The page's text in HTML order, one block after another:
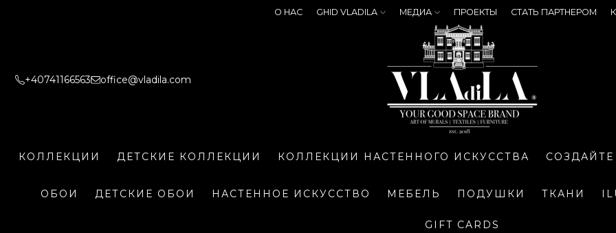
О НАС GHID VLADILA МЕДИА ПРОЕКТЫ СТАТЬ ПАРТНЕРОМ
+40741166563 office@vladila.com
КОЛЛЕКЦИИ ДЕТСКИЕ КОЛЛЕКЦИИ КОЛЛЕКЦИИ НАСТЕННОГО ИСКУССТВА
ОБОИ ДЕТСКИЕ ОБОИ НАСТЕННОЕ ИСКУССТВО МЕБЕЛЬ ПОДУШКИ ТКАНИ
GIFT CARDS